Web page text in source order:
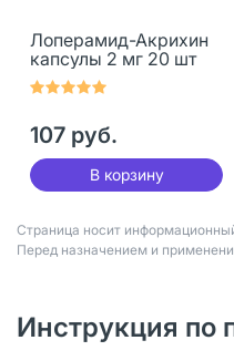
Лоперамид-Акрихин
капсулы 2 мг 20 шт
107 руб.
В корзину
Страница носит
Перед назначением и
Инструкция по